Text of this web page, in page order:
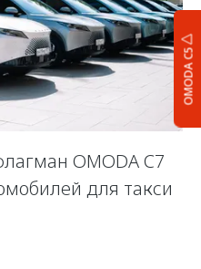
OMODA C5
OMODA C7
для такси